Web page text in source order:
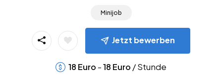
Minijob
Jetzt bewerben
18 Euro -18 Euro / Stunde